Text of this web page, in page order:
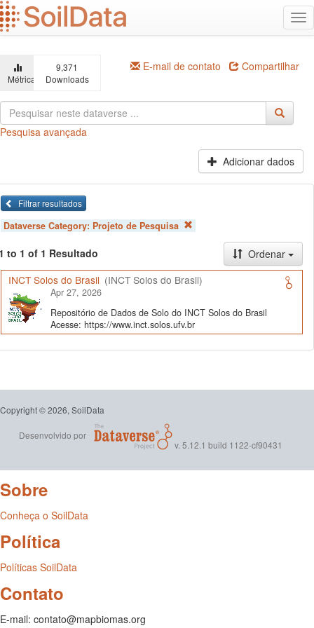
Ir
para
o
principal
Métricas
9,371
Downloads
E-mail de contato Compartilhar
Pesquisa avançada
Adicionar dados
Filtrar resultados
Dataverse Category: Projeto de Pesquisa
to 1 of 1 Resultado
Ordenar
INCT Solos do Brasil (INCT Solos do Brasil)
Apr 27, 2026
Repositório de Dados de Solo do INCT Solos do Brasil
Acesse: https://www.inct.solos.ufv.br
Copyright © 2026, SoilData
Desenvolvido por
v. 5.12.1 build 1122-cf90431
Sobre
Conheça o SoilData
Política
Políticas SoilData
Contato
E-mail: contato@mapbiomas.org